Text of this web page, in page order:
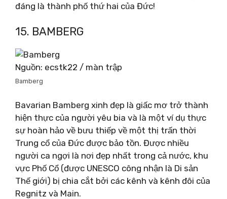
đáng là thành phố thứ hai của Đức!
15. BAMBERG
Nguồn: ecstk22 / màn trập
Bamberg
Bavarian Bamberg xinh đẹp là giấc mơ trở thành
hiện thực của người yêu bia và là một ví dụ thực
sự hoàn hảo về bưu thiếp về một thị trấn thời
Trung cổ của Đức được bảo tồn. Được nhiều
người ca ngợi là nơi đẹp nhất trong cả nước, khu
vực Phố Cổ (được UNESCO công nhận là Di sản
Thế giới) bị chia cắt bởi các kênh và kênh đôi của
Regnitz và Main.